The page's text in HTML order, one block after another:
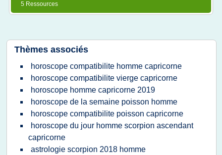
5 Ressources
Thèmes associés
horoscope compatibilite homme capricorne
horoscope compatibilite vierge capricorne
horoscope homme capricorne 2019
horoscope de la semaine poisson homme
horoscope compatibilite poisson capricorne
horoscope du jour homme scorpion ascendant
capricorne
astrologie scorpion 2018 homme